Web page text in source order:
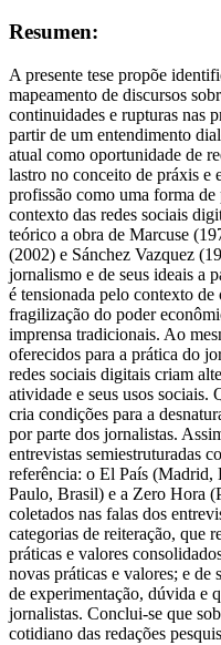
Resumen:
A presente tese propõe
mapeamento de discursos
continuidades e rupturas nas
partir de um entendimento
atual como oportunidade de
lastro no conceito de práxis e
profissão como uma forma
contexto das redes sociais
teórico a obra de Marcuse
(2002) e Sánchez Vazquez
jornalismo e de seus ideais a
é tensionada pelo contexto de
fragilização do poder
imprensa tradicionais. Ao
oferecidos para a prática do
redes sociais digitais criam
atividade e seus usos sociais.
cria condições para a
por parte dos jornalistas.
entrevistas semiestruturadas
referência: o El País (Madrid,
Paulo, Brasil) e a Zero Hora
coletados nas falas dos
categorias de reiteração, que
práticas e valores
novas práticas e valores; e de
de experimentação, dúvida e
jornalistas. Conclui-se que
cotidiano das redações